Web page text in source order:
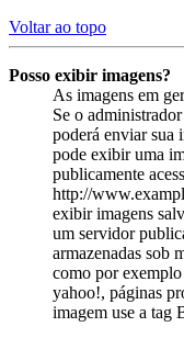
Voltar ao topo
Posso exibir imagens?
As imagens em
Se o
poderá enviar sua
pode exibir uma
publicamente
http://
exibir imagens
um servidor
armazenadas sob
como por
yahoo!, páginas
imagem use a tag